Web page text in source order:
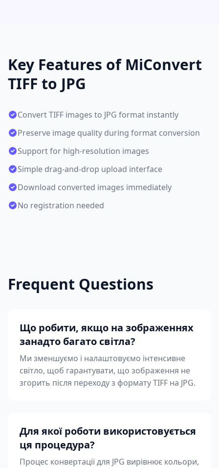
Key Features of MiConvert
TIFF to JPG
Convert TIFF images to JPG format instantly
Preserve image quality during format conversion
Support for high-resolution images
Simple drag-and-drop upload interface
Download converted images immediately
No registration needed
Frequent Questions
Що робити, якщо на зображеннях
занадто багато світла?
Ми зменшуємо і налаштовуємо інтенсивне
світло, щоб гарантувати, що зображення не
згорить після переходу з формату TIFF на JPG.
Для якої роботи використовується
ця процедура?
Процес конвертації для JPG вирівнює кольори,